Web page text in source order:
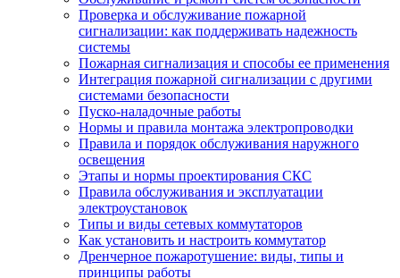
Проверка и обслуживание пожарной
сигнализации: как поддерживать надежность
системы
Пожарная сигнализация и способы ее применения
Интеграция пожарной сигнализации с другими
системами безопасности
Пуско-наладочные работы
Нормы и правила монтажа электропроводки
Правила и порядок обслуживания наружного
освещения
Этапы и нормы проектирования СКС
Правила обслуживания и эксплуатации
электроустановок
Типы и виды сетевых коммутаторов
Как установить и настроить коммутатор
Дренчерное пожаротушение: виды, типы и
принципы работы